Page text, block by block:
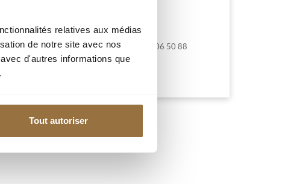
relatives aux médias
de notre site avec nos
d'autres informations que
Tout autoriser
Разговорные языки :
Мобильный телефон : +33 (0)6 22 06 50 88